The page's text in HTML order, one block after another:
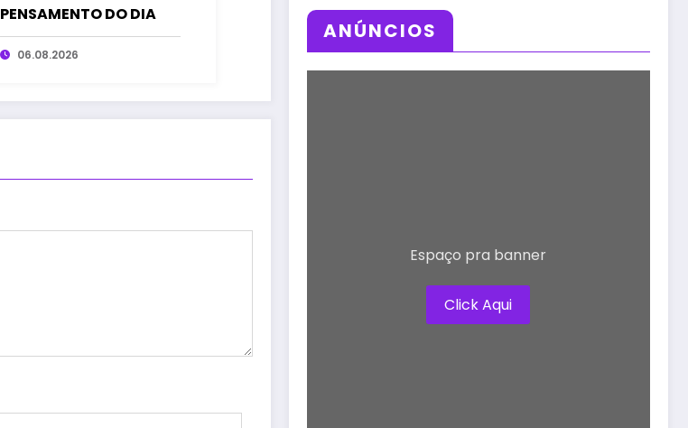
PENSAMENTO DO DIA
06.08.2026
ANÚNCIOS
Espaço pra banner
Click Aqui